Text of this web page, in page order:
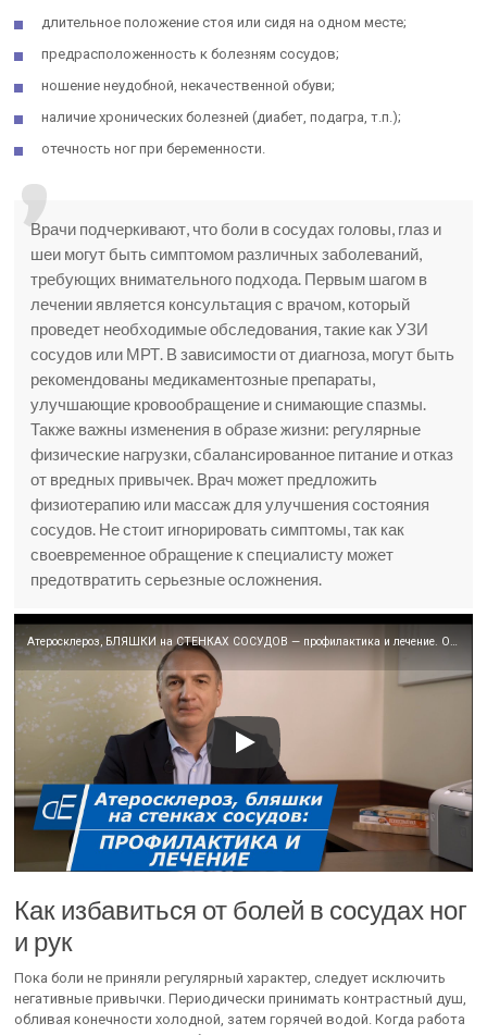
длительное положение стоя или сидя на одном месте;
предрасположенность к болезням сосудов;
ношение неудобной, некачественной обуви;
наличие хронических болезней (диабет, подагра, т.п.);
отечность ног при беременности.
Врачи подчеркивают, что боли в сосудах головы, глаз и
шеи могут быть симптомом различных заболеваний,
требующих внимательного подхода. Первым шагом в
лечении является консультация с врачом, который
проведет необходимые обследования, такие как УЗИ
сосудов или МРТ. В зависимости от диагноза, могут быть
рекомендованы медикаментозные препараты,
улучшающие кровообращение и снимающие спазмы.
Также важны изменения в образе жизни: регулярные
физические нагрузки, сбалансированное питание и отказ
от вредных привычек. Врач может предложить
физиотерапию или массаж для улучшения состояния
сосудов. Не стоит игнорировать симптомы, так как
своевременное обращение к специалисту может
предотвратить серьезные осложнения.
Атеросклероз, БЛЯШКИ на СТЕНКАХ СОСУДОВ — профилактика и лечение. Очищение сосудов — как это делать.
Как избавиться от болей в сосудах ног
и рук
Пока боли не приняли регулярный характер, следует исключить
негативные привычки. Периодически принимать контрастный душ,
обливая конечности холодной, затем горячей водой. Когда работа